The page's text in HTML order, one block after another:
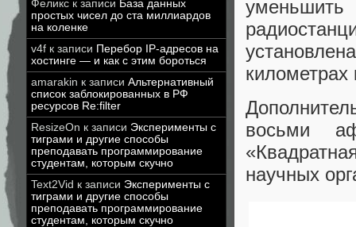
Феликс к записи База данных
простых чисел до ста миллиардов
на коленке
v4f к записи Перебор IP-адресов на
хостинге — и как с этим бороться
amarakin к записи Альтернативный
список заблокированных в РФ
ресурсов Re:filter
ResizeOn к записи Эксперименты с
тиграми и другие способы
преподавать программирование
студентам, которым скучно
Text2Vid к записи Эксперименты с
тиграми и другие способы
преподавать программирование
студентам, которым скучно
километрах
восьми
научных